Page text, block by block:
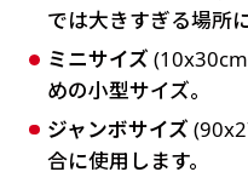
では大きすぎる場所
ミニサイズ
めの小型サイズ。
ジャンボサイズ
合に使用します。